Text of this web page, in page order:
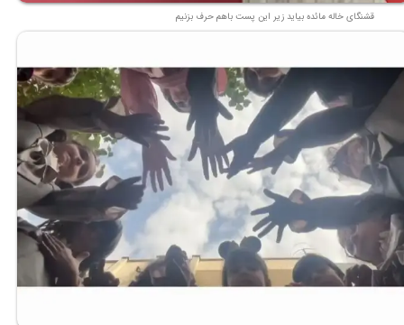
قشنگای خاله مائده بیاید زیر این پست باهم حرف بزنیم